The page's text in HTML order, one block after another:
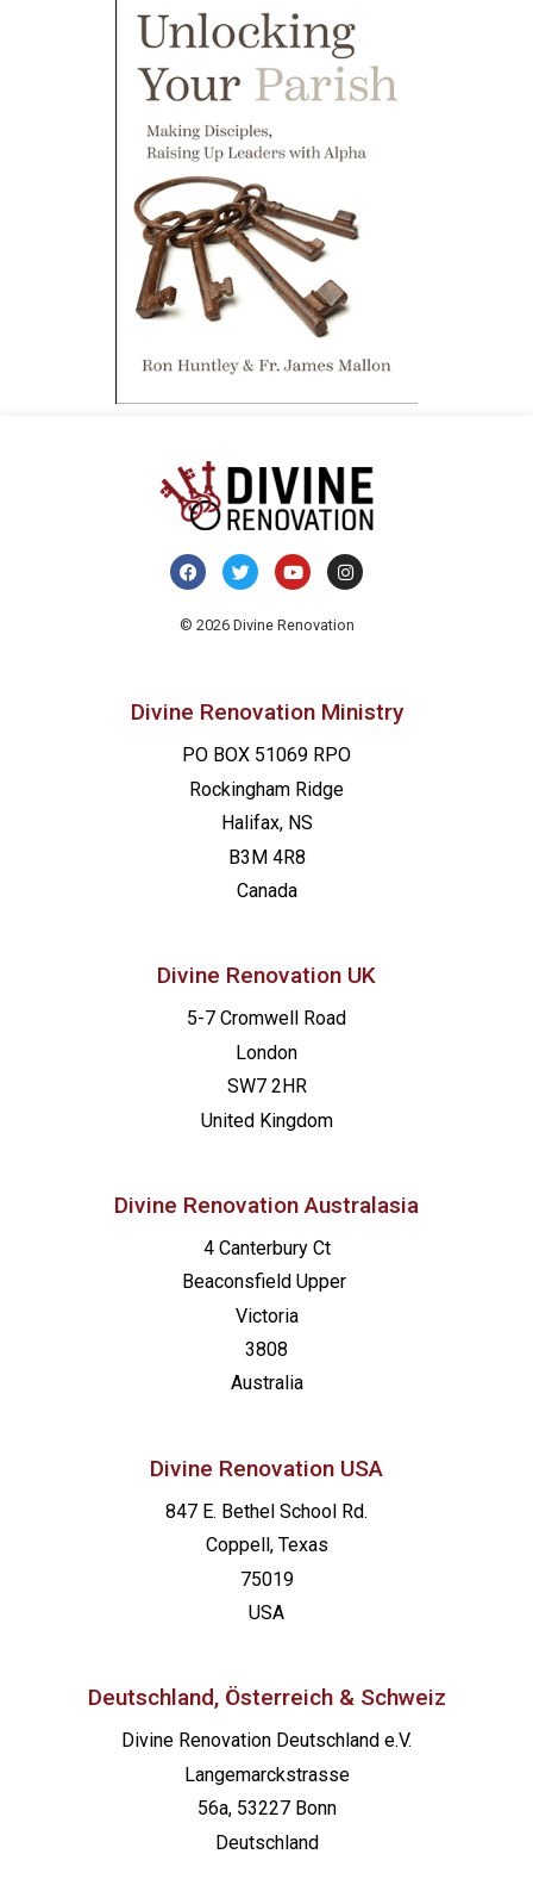
© 2026 Divine Renovation
Divine Renovation Ministry
PO BOX 51069 RPO
Rockingham Ridge
Halifax, NS
B3M 4R8
Canada
Divine Renovation UK
5-7 Cromwell Road
London
SW7 2HR
United Kingdom
Divine Renovation Australasia
4 Canterbury Ct
Beaconsfield Upper
Victoria
3808
Australia
Divine Renovation USA
847 E. Bethel School Rd.
Coppell, Texas
75019
USA
Deutschland, Österreich & Schweiz
Divine Renovation Deutschland e.V.
Langemarckstrasse
56a, 53227 Bonn
Deutschland